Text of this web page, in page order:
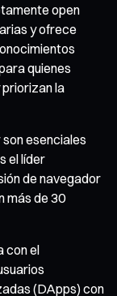
open
y ofrece
quienes
la
esenciales
el líder
de navegador
más de 30
con el
(DApps) con